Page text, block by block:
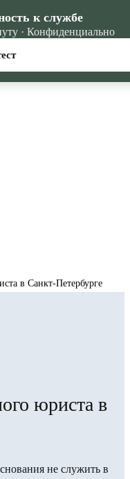
в Санкт-Петербурге
юриста в
не служить в
к службе
· Конфиденциально